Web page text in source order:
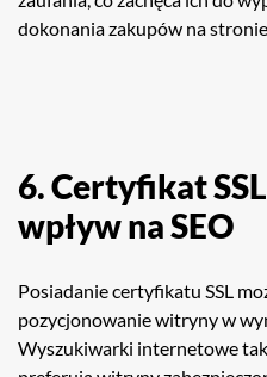
dokonania zakupów na
6. Certyfikat
wpływ na SEO
Posiadanie certyfikatu SSL
pozycjonowanie witryny w
Wyszukiwarki internetowe